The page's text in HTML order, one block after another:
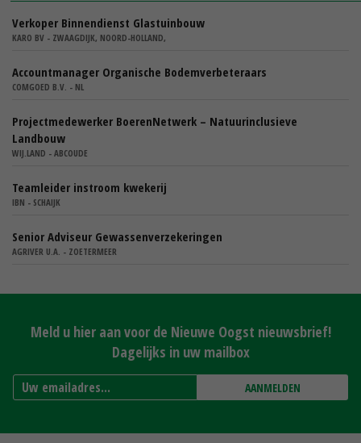
Verkoper Binnendienst Glastuinbouw
KARO BV - ZWAAGDIJK, NOORD-HOLLAND,
Accountmanager Organische Bodemverbeteraars
COMGOED B.V. - NL
Projectmedewerker BoerenNetwerk – Natuurinclusieve
Landbouw
WIJ.LAND - ABCOUDE
Teamleider instroom kwekerij
IBN - SCHAIJK
Senior Adviseur Gewassenverzekeringen
AGRIVER U.A. - ZOETERMEER
Meld u hier aan voor de Nieuwe Oogst nieuwsbrief!
Dagelijks in uw mailbox
AANMELDEN